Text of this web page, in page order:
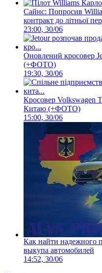
Сайнс: Попросив
контракт до літньої
23:00, 30/06
Оновлений кросовер
(+ФОТО)
19:30, 30/06
Кросовер Volkswagen
Китаю (+ФОТО)
15:00, 30/06
Как найти надежного
выкупа автомобилей
14:52, 30/06